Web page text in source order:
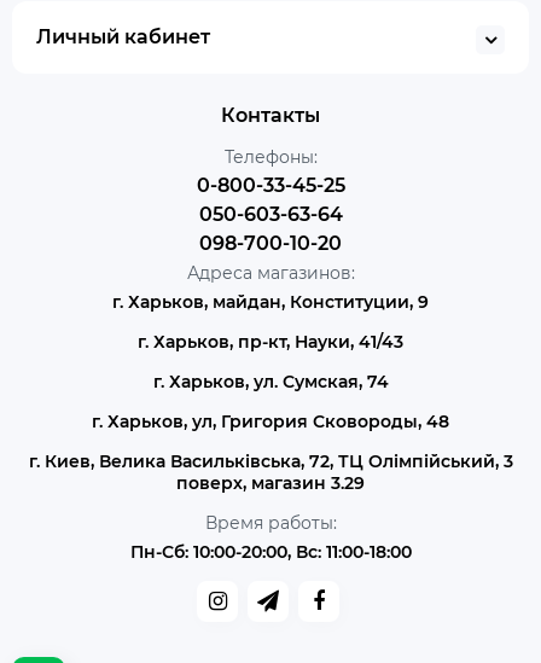
Личный кабинет
Контакты
Телефоны:
0-800-33-45-25
050-603-63-64
098-700-10-20
Адреса магазинов:
г. Харьков, майдан, Конституции, 9
г. Харьков, пр-кт, Науки, 41/43
г. Харьков, ул. Сумская, 74
г. Харьков, ул, Григория Сковороды, 48
г. Киев, Велика Васильківська, 72, ТЦ Олімпійський, 3
поверх, магазин 3.29
Время работы:
Пн-Сб: 10:00-20:00, Вс: 11:00-18:00